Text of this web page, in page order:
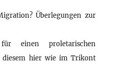
Überlegungen zur
einen proletarischen
diesem hier wie im Trikont